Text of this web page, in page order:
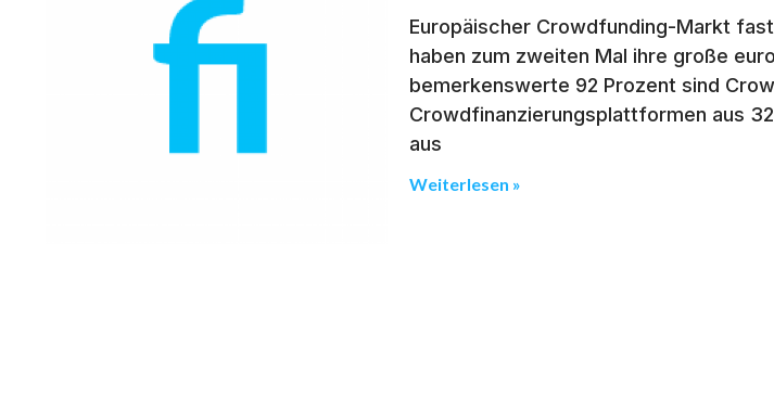
Europäischer Crowdfunding-Markt
haben zum zweiten Mal ihre große
bemerkenswerte 92 Prozent sind
Crowdfinanzierungsplattformen aus
aus
Weiterlesen »